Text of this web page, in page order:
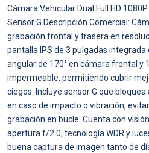
Cámara Vehicular Dual Full HD
Sensor G Descripción Comercial:
grabación frontal y trasera en
pantalla IPS de 3 pulgadas integrada
angular de 170° en cámara frontal y
impermeable, permitiendo cubrir
ciegos. Incluye sensor G que
en caso de impacto o vibración,
grabación en bucle. Cuenta con
apertura f/2.0, tecnología WDR y
buena captura de imagen tanto de